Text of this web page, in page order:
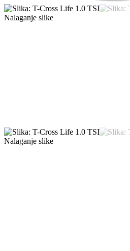
Nalaganje slike
Nalaganje slike